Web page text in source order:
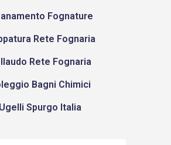
Fognature
Rete Fognaria
Rete Fognaria
Bagni Chimici
Ugelli Spurgo Italia